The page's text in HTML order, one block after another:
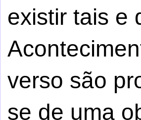
existir tais e
verso são
se de uma